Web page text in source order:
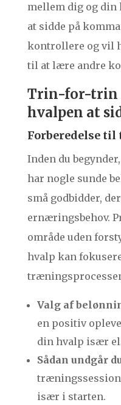
mellem dig og din
at sidde på
kontrollere og vil
til at lære andre
Trin-for-trin
hvalpen at
Forberedelse
Inden du
har nogle sunde
små godbidder,
ernæringsbehov.
område uden
hvalp kan
Valg af
en positiv
din hvalp især
Sådan undgår
især i starten.